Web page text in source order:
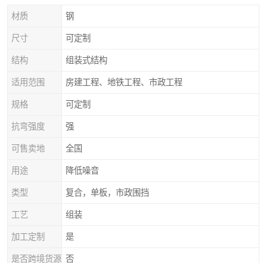
材质 钢
尺寸 可定制
结构 组装式结构
适用范围 房建工程、地铁工程、市政工程
规格 可定制
抗弯强度 强
可售卖地 全国
用途 降低噪音
类型 复合，单板，市政围挡
工艺 组装
加工定制 是
是否跨境货源 否